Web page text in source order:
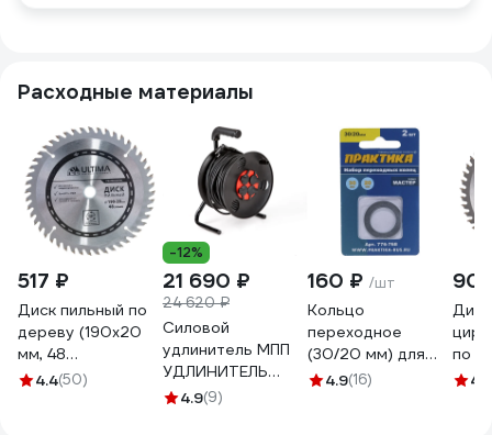
Расходные материалы
517 ₽
Диск пильный по
дереву (190х20
мм, 48
зуб,+кольцо,16/20)
4.4(50)
-12%
21 690 ₽
24 620 ₽
Силовой
удлинитель МПП
УДЛИНИТЕЛЬ
четыре розетки
4.9(9)
160 ₽ /шт
Кольцо
переходное
(30/20 мм) для
дисков ПРАКТИКА
4.9(16)
по
4.7